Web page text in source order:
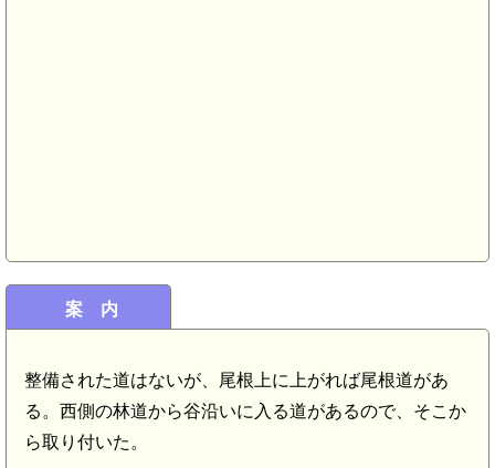
案 内
整備された道はないが、尾根上に上がれば尾根道があ
る。西側の林道から谷沿いに入る道があるので、そこか
ら取り付いた。